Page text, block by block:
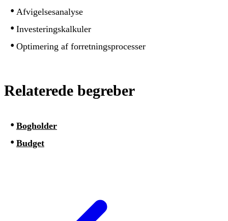
Afvigelsesanalyse
Investeringskalkuler
Optimering af forretningsprocesser
Relaterede begreber
Bogholder
Budget